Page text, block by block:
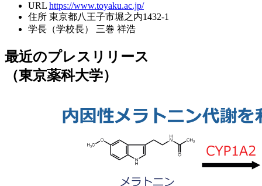
URL https://www.toyaku.ac.jp/
住所 東京都八王子市堀之内1432-1
学長（学校長）
三巻 祥浩
最近のプレスリリース
（東京薬科大学）